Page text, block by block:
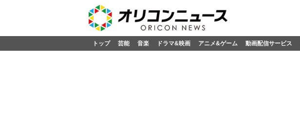
トップ 芸能 音楽 ドラマ&映画 アニメ&ゲーム 動画配信サービス